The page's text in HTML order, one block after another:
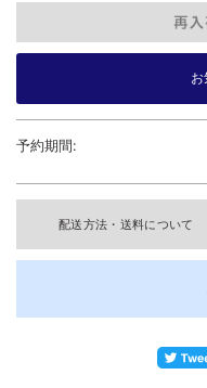
予約期間:
配送方法・送料について